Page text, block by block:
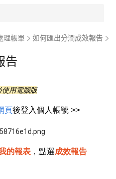
理帳單 如何匯出分潤成效報告
告
用電腦版
頁後登入個人帳號 >>
的報表 ，點選成效報告